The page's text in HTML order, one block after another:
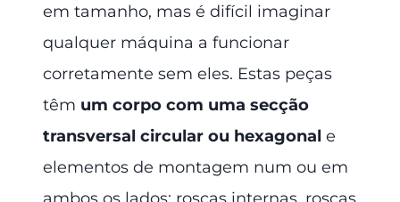
em tamanho, mas é difícil imaginar
qualquer máquina a funcionar
corretamente sem eles. Estas peças
têm um corpo com uma secção
transversal circular ou hexagonal e
elementos de montagem num ou em